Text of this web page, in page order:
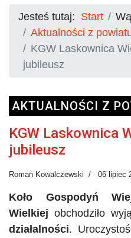
Jesteś tutaj: Start
Aktualności z
KGW Laskownica
jubileusz
AKTUALNOŚCI Z
KGW Laskownica
jubileusz
Roman Kowalczewski 06 lipiec
Koło Gospodyń
Wielkiej obchodziło
działalności.